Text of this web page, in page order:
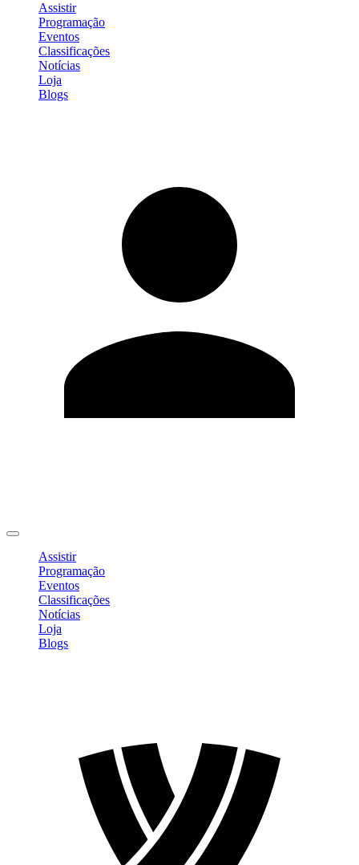
Assistir
Programação
Eventos
Classificações
Notícias
Loja
Blogs
Assistir
Programação
Eventos
Classificações
Notícias
Loja
Blogs